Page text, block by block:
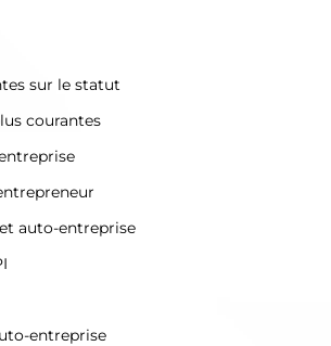
sur le statut
courantes
auto-entreprise
entreprise